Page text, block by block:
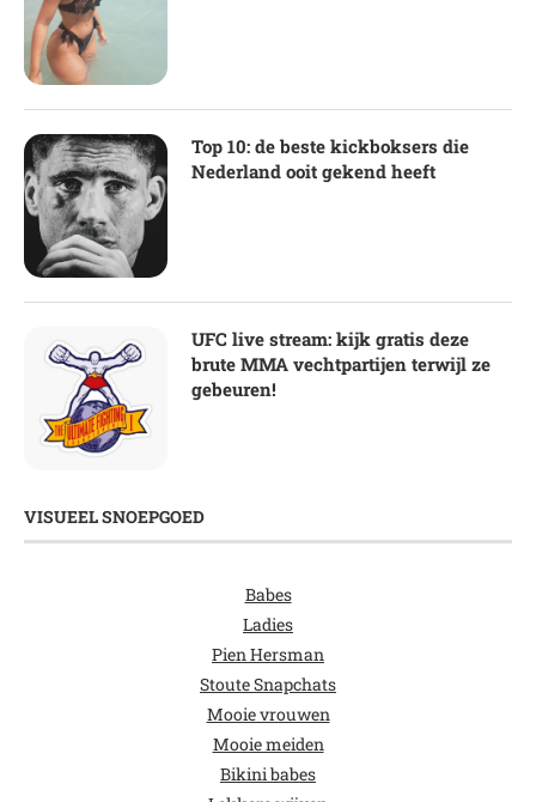
Top 10: de beste kickboksers die
Nederland ooit gekend heeft
UFC live stream: kijk gratis deze
brute MMA vechtpartijen terwijl ze
gebeuren!
VISUEEL SNOEPGOED
Babes
Ladies
Pien Hersman
Stoute Snapchats
Mooie vrouwen
Mooie meiden
Bikini babes